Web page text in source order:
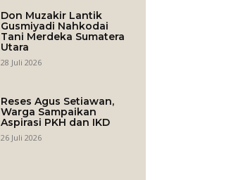
Don Muzakir Lantik
Gusmiyadi Nahkodai
Tani Merdeka Sumatera
Utara
28 Juli 2026
Reses Agus Setiawan,
Warga Sampaikan
Aspirasi PKH dan IKD
26 Juli 2026